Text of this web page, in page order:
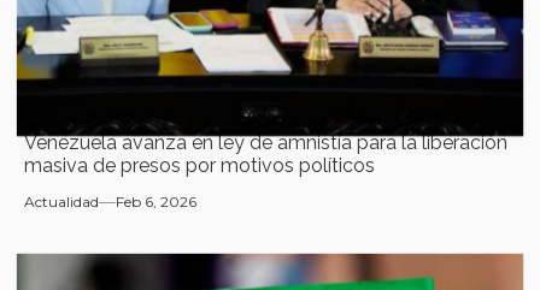
Venezuela avanza en ley de amnistía para la liberación
masiva de presos por motivos políticos
Actualidad Feb 6, 2026